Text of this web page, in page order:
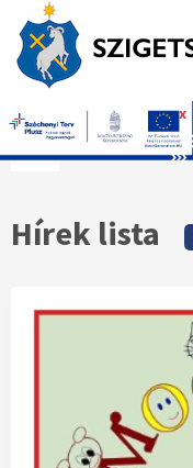
x
Főoldal
Hírek lista